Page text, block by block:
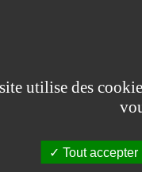
utilise des
Tout accepter